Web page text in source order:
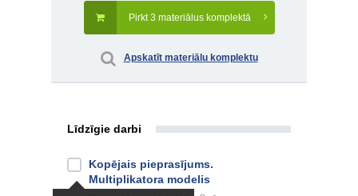
Pirkt 3 materiālus komplektā
Apskatīt materiālu komplektu
Līdzīgie darbi
Kopējais pieprasījums.
Multiplikatora modelis